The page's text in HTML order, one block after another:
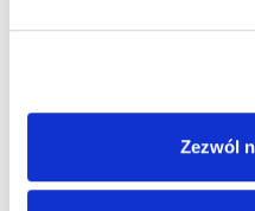
Zezwól
Możliwość komentowania